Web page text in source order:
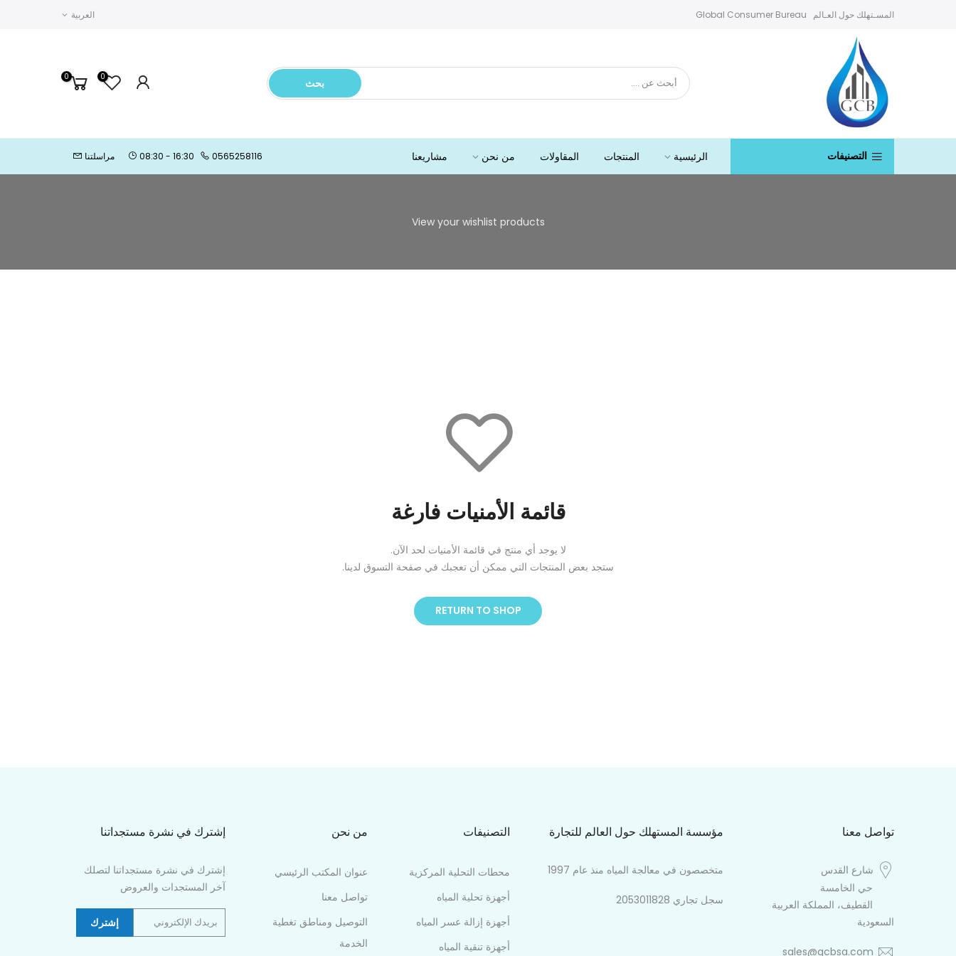
Global Consumer Bureau المسـتهلك حول العـالم العربية
بحث 0
0
التصنيفات الرئيسية المنتجات المقاولات من نحن مشاريعنا مراسلتنا 08:30 - 16:30 0565258116
View your wishlist products
قائمة الأمنيات فارغة
لا يوجد أي منتج في قائمة الأمنيات لحد الآن.
ستجد بعض المنتجات التي ممكن أن تعجبك في صفحة التسوق لدينا.
RETURN TO SHOP
تواصل معنا
شارع القدس
حي الخامسة
القطيف، المملكة العربية
السعودية
sales@gcbsa.com
مؤسسة المستهلك حول العالم للتجارة
متخصصون في معالجة المياه منذ عام 1997
سجل تجاري 2053011828
التصنيفات
محطات التحلية المركزية
أجهزة تحلية المياه
أجهزة إزالة عسر المياه
أجهزة تنقية المياه
من نحن
عنوان المكتب الرئيسي
تواصل معنا
التوصيل ومناطق تغطية
الخدمة
إشترك في نشرة مستجداتنا
إشترك في نشرة مستجداتنا لتصلك
آخر المستجدات والعروض
إشترك